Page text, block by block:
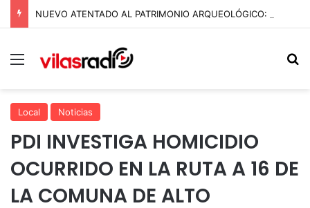
Menú
Local Noticias
PDI INVESTIGA HOMICIDIO
OCURRIDO EN LA RUTA A 16 DE
LA COMUNA DE ALTO